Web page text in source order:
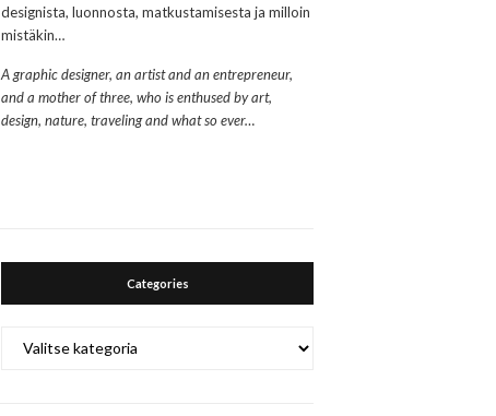
designista, luonnosta, matkustamisesta ja milloin
mistäkin…
A graphic designer, an artist and an entrepreneur,
and a mother of three, who is enthused by art,
design, nature, traveling and what so ever…
Categories